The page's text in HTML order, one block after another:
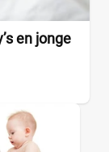
en jonge